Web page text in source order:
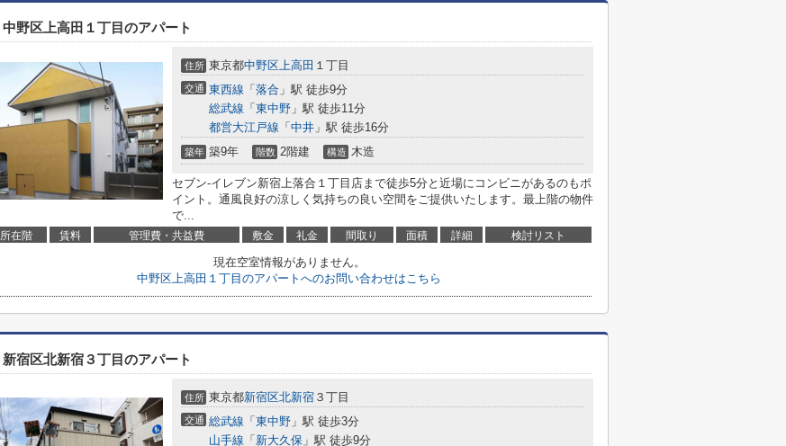
中野区上高田１丁目のアパート
住所 東京都中野区上高田 １丁目
交通 東西線 「 落合 」駅 徒歩9分
総武線 「 東中野 」駅 徒歩11分
都営大江戸線 「 中井 」駅 徒歩16分
築年 築9年 階数 2階建 構造 木造
セブン-イレブン新宿上落合１丁目店まで徒歩5分と近場にコンビニがあるのもポ
イント。通風良好の涼しく気持ちの良い空間をご提供いたします。最上階の物件
で...
所在階 賃料 管理費・共益費 敷金 礼金 間取り 面積 詳細 検討リスト
現在空室情報がありません。
中野区上高田１丁目のアパートへのお問い合わせはこちら
新宿区北新宿３丁目のアパート
住所 東京都新宿区北新宿 ３丁目
交通 総武線 「 東中野 」駅 徒歩3分
山手線 「 新大久保 」駅 徒歩9分